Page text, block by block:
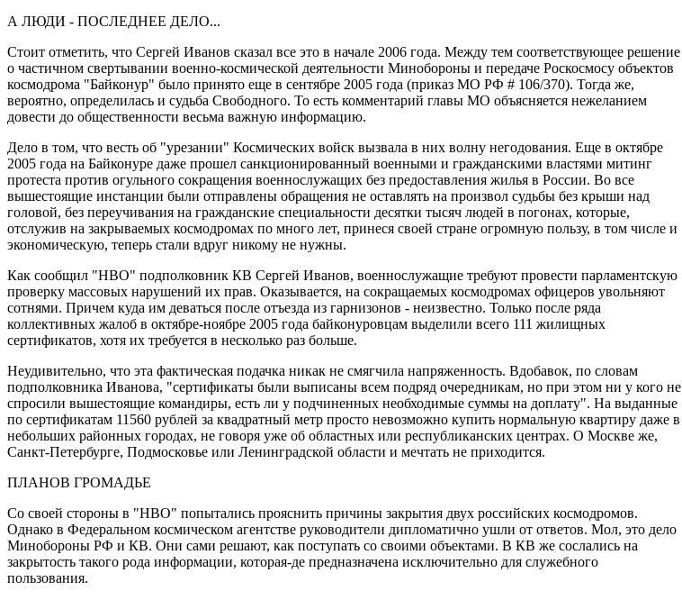
А ЛЮДИ - ПОСЛЕДНЕЕ ДЕЛО...
Стоит отметить, что Сергей Иванов сказал все это в начале 2006 года. Между тем соответствующее решение
о частичном свертывании военно-космической деятельности Минобороны и передаче Роскосмосу объектов
космодрома "Байконур" было принято еще в сентябре 2005 года (приказ МО РФ # 106/370). Тогда же,
вероятно, определилась и судьба Свободного. То есть комментарий главы МО объясняется нежеланием
довести до общественности весьма важную информацию.
Дело в том, что весть об "урезании" Космических войск вызвала в них волну негодования. Еще в октябре
2005 года на Байконуре даже прошел санкционированный военными и гражданскими властями митинг
протеста против огульного сокращения военнослужащих без предоставления жилья в России. Во все
вышестоящие инстанции были отправлены обращения не оставлять на произвол судьбы без крыши над
головой, без переучивания на гражданские специальности десятки тысяч людей в погонах, которые,
отслужив на закрываемых космодромах по много лет, принеся своей стране огромную пользу, в том числе и
экономическую, теперь стали вдруг никому не нужны.
Как сообщил "НВО" подполковник КВ Сергей Иванов, военнослужащие требуют провести парламентскую
проверку массовых нарушений их прав. Оказывается, на сокращаемых космодромах офицеров увольняют
сотнями. Причем куда им деваться после отъезда из гарнизонов - неизвестно. Только после ряда
коллективных жалоб в октябре-ноябре 2005 года байконуровцам выделили всего 111 жилищных
сертификатов, хотя их требуется в несколько раз больше.
Неудивительно, что эта фактическая подачка никак не смягчила напряженность. Вдобавок, по словам
подполковника Иванова, "сертификаты были выписаны всем подряд очередникам, но при этом ни у кого не
спросили вышестоящие командиры, есть ли у подчиненных необходимые суммы на доплату". На выданные
по сертификатам 11560 рублей за квадратный метр просто невозможно купить нормальную квартиру даже в
небольших районных городах, не говоря уже об областных или республиканских центрах. О Москве же,
Санкт-Петербурге, Подмосковье или Ленинградской области и мечтать не приходится.
ПЛАНОВ ГРОМАДЬЕ
Со своей стороны в "НВО" попытались прояснить причины закрытия двух российских космодромов.
Однако в Федеральном космическом агентстве руководители дипломатично ушли от ответов. Мол, это дело
Минобороны РФ и КВ. Они сами решают, как поступать со своими объектами. В КВ же сослались на
закрытость такого рода информации, которая-де предназначена исключительно для служебного
пользования.